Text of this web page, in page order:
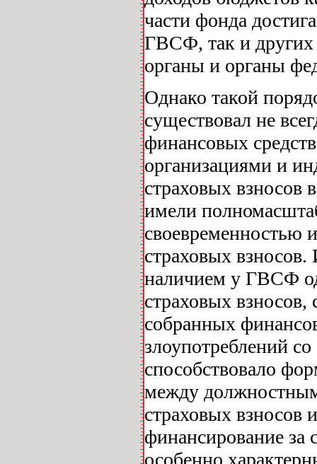
части фонда
ГВСФ, так и других
органы и органы
Однако такой
существовал не
финансовых
организациями и
страховых
имели
своевременностью
страховых взносов.
наличием у ГВСФ
страховых
собранных
злоупотреблений
способствовало
между
страховых
финансирование за
особенно